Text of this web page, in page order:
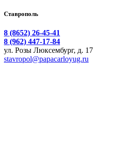
Ставрополь
8 (8652) 26-45-41
8 (962) 447-17-84
ул. Розы Люксембург, д. 17
stavropol@papacarloyug.ru